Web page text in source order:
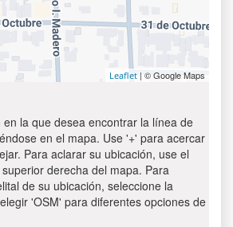
Leaflet | © Google Maps
en la que desea encontrar la línea de
en el mapa. Use '+' para acercar
Para aclarar su ubicación, use el
derecha del mapa. Para
de su ubicación, seleccione la
'OSM' para diferentes opciones de